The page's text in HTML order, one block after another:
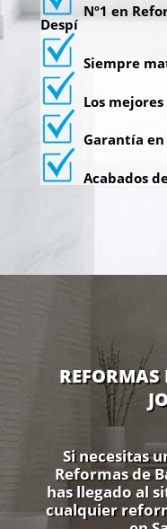
Nº1 en
Despí
Siempre
Los
Garantía en
Acabados
Si necesitas
Reformas de
has llegado al
cualquier